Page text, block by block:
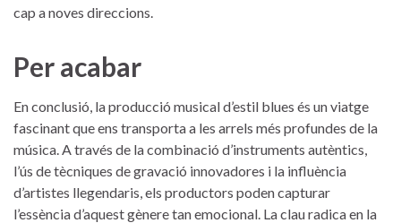
cap a noves direccions.
Per acabar
En conclusió, ​la producció⁢ musical d’estil blues és un viatge
⁤fascinant que ens ⁢transporta a les arrels‌ més profundes⁤ de ⁤la
música. A ⁤través de la combinació d’instruments autèntics,
l’ús de​ tècniques ​de gravació innovadores i ‍la influència
d’artistes llegendaris, ⁤els ⁣productors poden ⁢capturar
l’essència d’aquest ‌gènere tan emocional. La clau ​radica en la